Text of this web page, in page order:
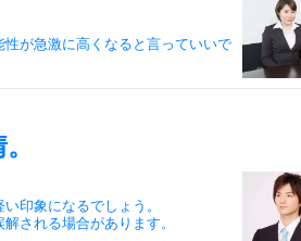
が急激に高くなると言っていいで
印象になるでしょう。
される場合があります。